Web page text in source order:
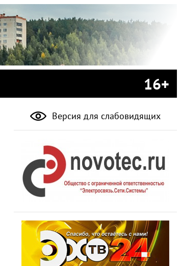
16+
Версия для слабовидящих